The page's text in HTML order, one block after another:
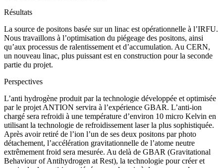
Résultats
La source de positons basée sur un linac est opérationnelle à l’IRFU.
Nous travaillons à l’optimisation du piégeage des positons, ainsi
qu’aux processus de ralentissement et d’accumulation. Au CERN,
un nouveau linac, plus puissant est en construction pour la seconde
partie du projet.
Perspectives
L’anti hydrogène produit par la technologie développée et optimisée
par le projet ANTION servira à l’expérience GBAR. L’anti-ion
chargé sera refroidi à une température d’environ 10 micro Kelvin en
utilisant la technologie de refroidissement laser la plus sophistiquée.
Après avoir retiré de l’ion l’un de ses deux positons par photo
détachement, l’accélération gravitationnelle de l’atome neutre
extrêmement froid sera mesurée. Au delà de GBAR (Gravitational
Behaviour of Antihydrogen at Rest), la technologie pour créer et